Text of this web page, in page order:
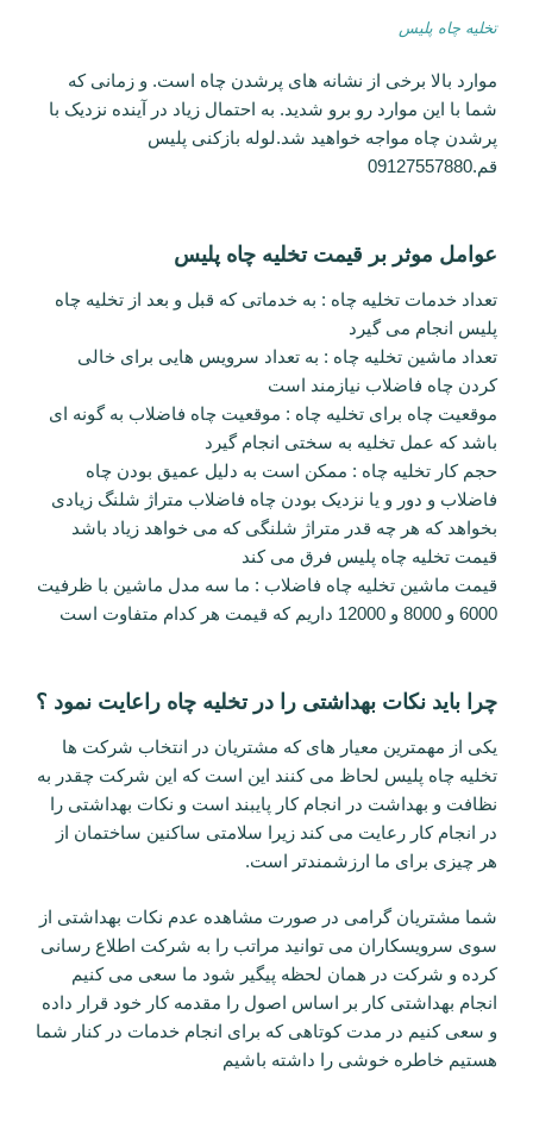
تخلیه چاه پلیس
موارد بالا برخی از نشانه های پرشدن چاه است. و زمانی که
شما با این موارد رو برو شدید. به احتمال زیاد در آینده نزدیک با
پرشدن چاه مواجه خواهید شد.لوله بازکنی پلیس
قم.09127557880
عوامل موثر بر قیمت تخلیه چاه پلیس
تعداد خدمات تخلیه چاه : به خدماتی که قبل و بعد از تخلیه چاه
پلیس انجام می گیرد
تعداد ماشین تخلیه چاه : به تعداد سرویس هایی برای خالی
کردن چاه فاضلاب نیازمند است
موقعیت چاه برای تخلیه چاه : موقعیت چاه فاضلاب به گونه ای
باشد که عمل تخلیه به سختی انجام گیرد
حجم کار تخلیه چاه : ممکن است به دلیل عمیق بودن چاه
فاضلاب و دور و یا نزدیک بودن چاه فاضلاب متراژ شلنگ زیادی
بخواهد که هر چه قدر متراژ شلنگی که می خواهد زیاد باشد
قیمت تخلیه چاه پلیس فرق می کند
قیمت ماشین تخلیه چاه فاضلاب : ما سه مدل ماشین با ظرفیت
6000 و 8000 و 12000 داریم که قیمت هر کدام متفاوت است
چرا باید نکات بهداشتی را در تخلیه چاه راعایت نمود ؟
یکی از مهمترین معیار های که مشتریان در انتخاب شرکت ها
تخلیه چاه پلیس لحاظ می کنند این است که این شرکت چقدر به
نظافت و بهداشت در انجام کار پایبند است و نکات بهداشتی را
در انجام کار رعایت می کند زیرا سلامتی ساکنین ساختمان از
هر چیزی برای ما ارزشمندتر است.
شما مشتریان گرامی در صورت مشاهده عدم نکات بهداشتی از
سوی سرویسکاران می توانید مراتب را به شرکت اطلاع رسانی
کرده و شرکت در همان لحظه پیگیر شود ما سعی می کنیم
انجام بهداشتی کار بر اساس اصول را مقدمه کار خود قرار داده
و سعی کنیم در مدت کوتاهی که برای انجام خدمات در کنار شما
هستیم خاطره خوشی را داشته باشیم